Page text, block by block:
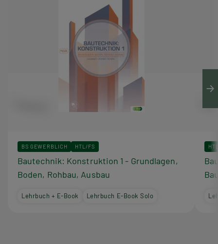
BS GEWERBLICH HTL/FS
Bautechnik: Konstruktion 1 - Grundlagen,
Boden, Rohbau, Ausbau
Lehrbuch + E-Book Lehrbuch E-Book Solo